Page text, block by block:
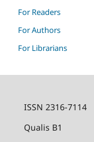
For Readers
For Authors
For Librarians
ISSN 2316-7114
Qualis B1